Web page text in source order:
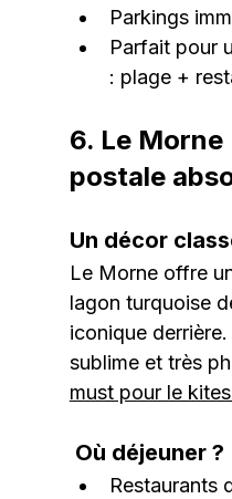
Parkings
Parfait pour
: plage +
6. Le
postale
Un décor
Le Morne offre
lagon turquoise
iconique
sublime et très
must pour le
Où déjeuner ?
Restaurants